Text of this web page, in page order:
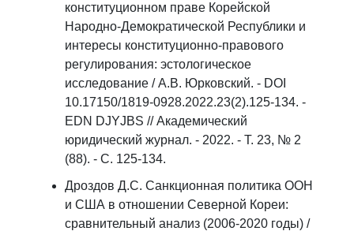
конституционном праве Корейской
Народно-Демократической Республики и
интересы конституционно-правового
регулирования: эстологическое
исследование / А.В. Юрковский. - DOI
10.17150/1819-0928.2022.23(2).125-134. -
EDN DJYJBS // Академический
юридический журнал. - 2022. - Т. 23, № 2
(88). - С. 125-134.
Дроздов Д.С. Санкционная политика ООН
и США в отношении Северной Кореи:
сравнительный анализ (2006-2020 годы) /